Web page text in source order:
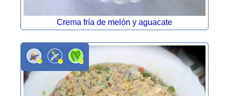
Crema fría de melón y aguacate